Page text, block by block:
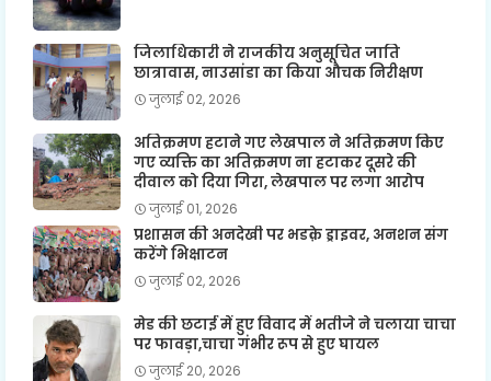
जिलाधिकारी ने राजकीय अनुसूचित जाति
छात्रावास, नाउसांडा का किया औचक निरीक्षण
जुलाई 02, 2026
अतिक्रमण हटाने गए लेखपाल ने अतिक्रमण किए
गए व्यक्ति का अतिक्रमण ना हटाकर दूसरे की
दीवाल को दिया गिरा, लेखपाल पर लगा आरोप
जुलाई 01, 2026
प्रशासन की अनदेखी पर भडक़े ड्राइवर, अनशन संग
करेंगे भिक्षाटन
जुलाई 02, 2026
मेड की छटाई में हुए विवाद में भतीजे ने चलाया चाचा
पर फावड़ा,चाचा गंभीर रूप से हुए घायल
जुलाई 20, 2026